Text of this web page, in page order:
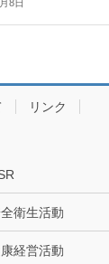
8日
リンク
衛生活動
経営活動